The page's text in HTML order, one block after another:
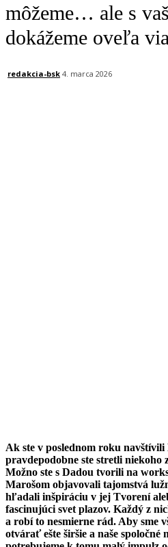
môžeme… ale s
dokážeme oveľa
redakcia-bsk 4. marca 2026
Ak ste v poslednom roku
pravdepodobne ste stretli niekoho
Možno ste s Dadou tvorili na
Marošom objavovali tajomstvá
hľadali inšpiráciu v jej Tvorení
fascinujúci svet plazov. Každý z
a robí to nesmierne rád. Aby sme
otvárať ešte širšie a naše